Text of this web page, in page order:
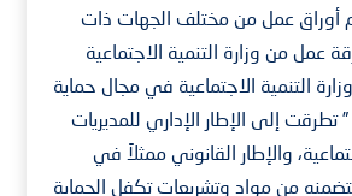
أوراق عمل من مختلف الجهات ذات
عمل من وزارة التنمية الاجتماعية
التنمية الاجتماعية في مجال حماية
تطرقت إلى الإطار الإداري للمديريات
والإطار القانوني ممثلاً في
من مواد وتشريعات تكفل الحماية